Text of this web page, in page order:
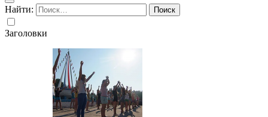
Найти:
Заголовки